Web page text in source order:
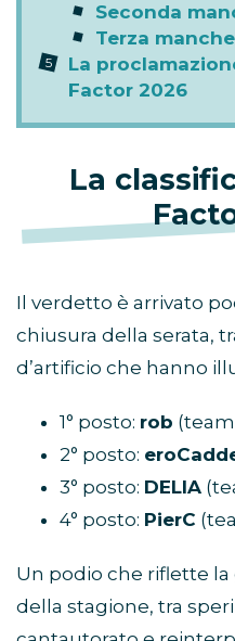
Seconda
Terza
La
Factor 2026
La
Il verdetto è arrivato
chiusura della serata,
d’artificio che hanno
1° posto: rob (team
2° posto:
3° posto: DELIA
4° posto: PierC
Un podio che riflette
della stagione, tra